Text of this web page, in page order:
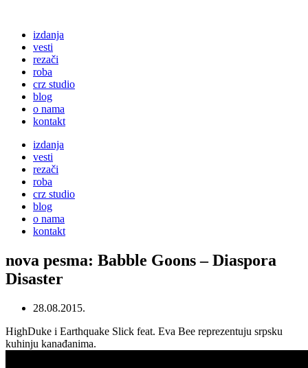
izdanja
vesti
rezači
roba
crz studio
blog
o nama
kontakt
izdanja
vesti
rezači
roba
crz studio
blog
o nama
kontakt
nova pesma: Babble Goons – Diaspora
Disaster
28.08.2015.
HighDuke i Earthquake Slick feat. Eva Bee reprezentuju srpsku
kuhinju kanađanima.